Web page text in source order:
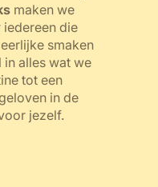
maken we
die
smaken
alles wat we
tot een
in de
jezelf.